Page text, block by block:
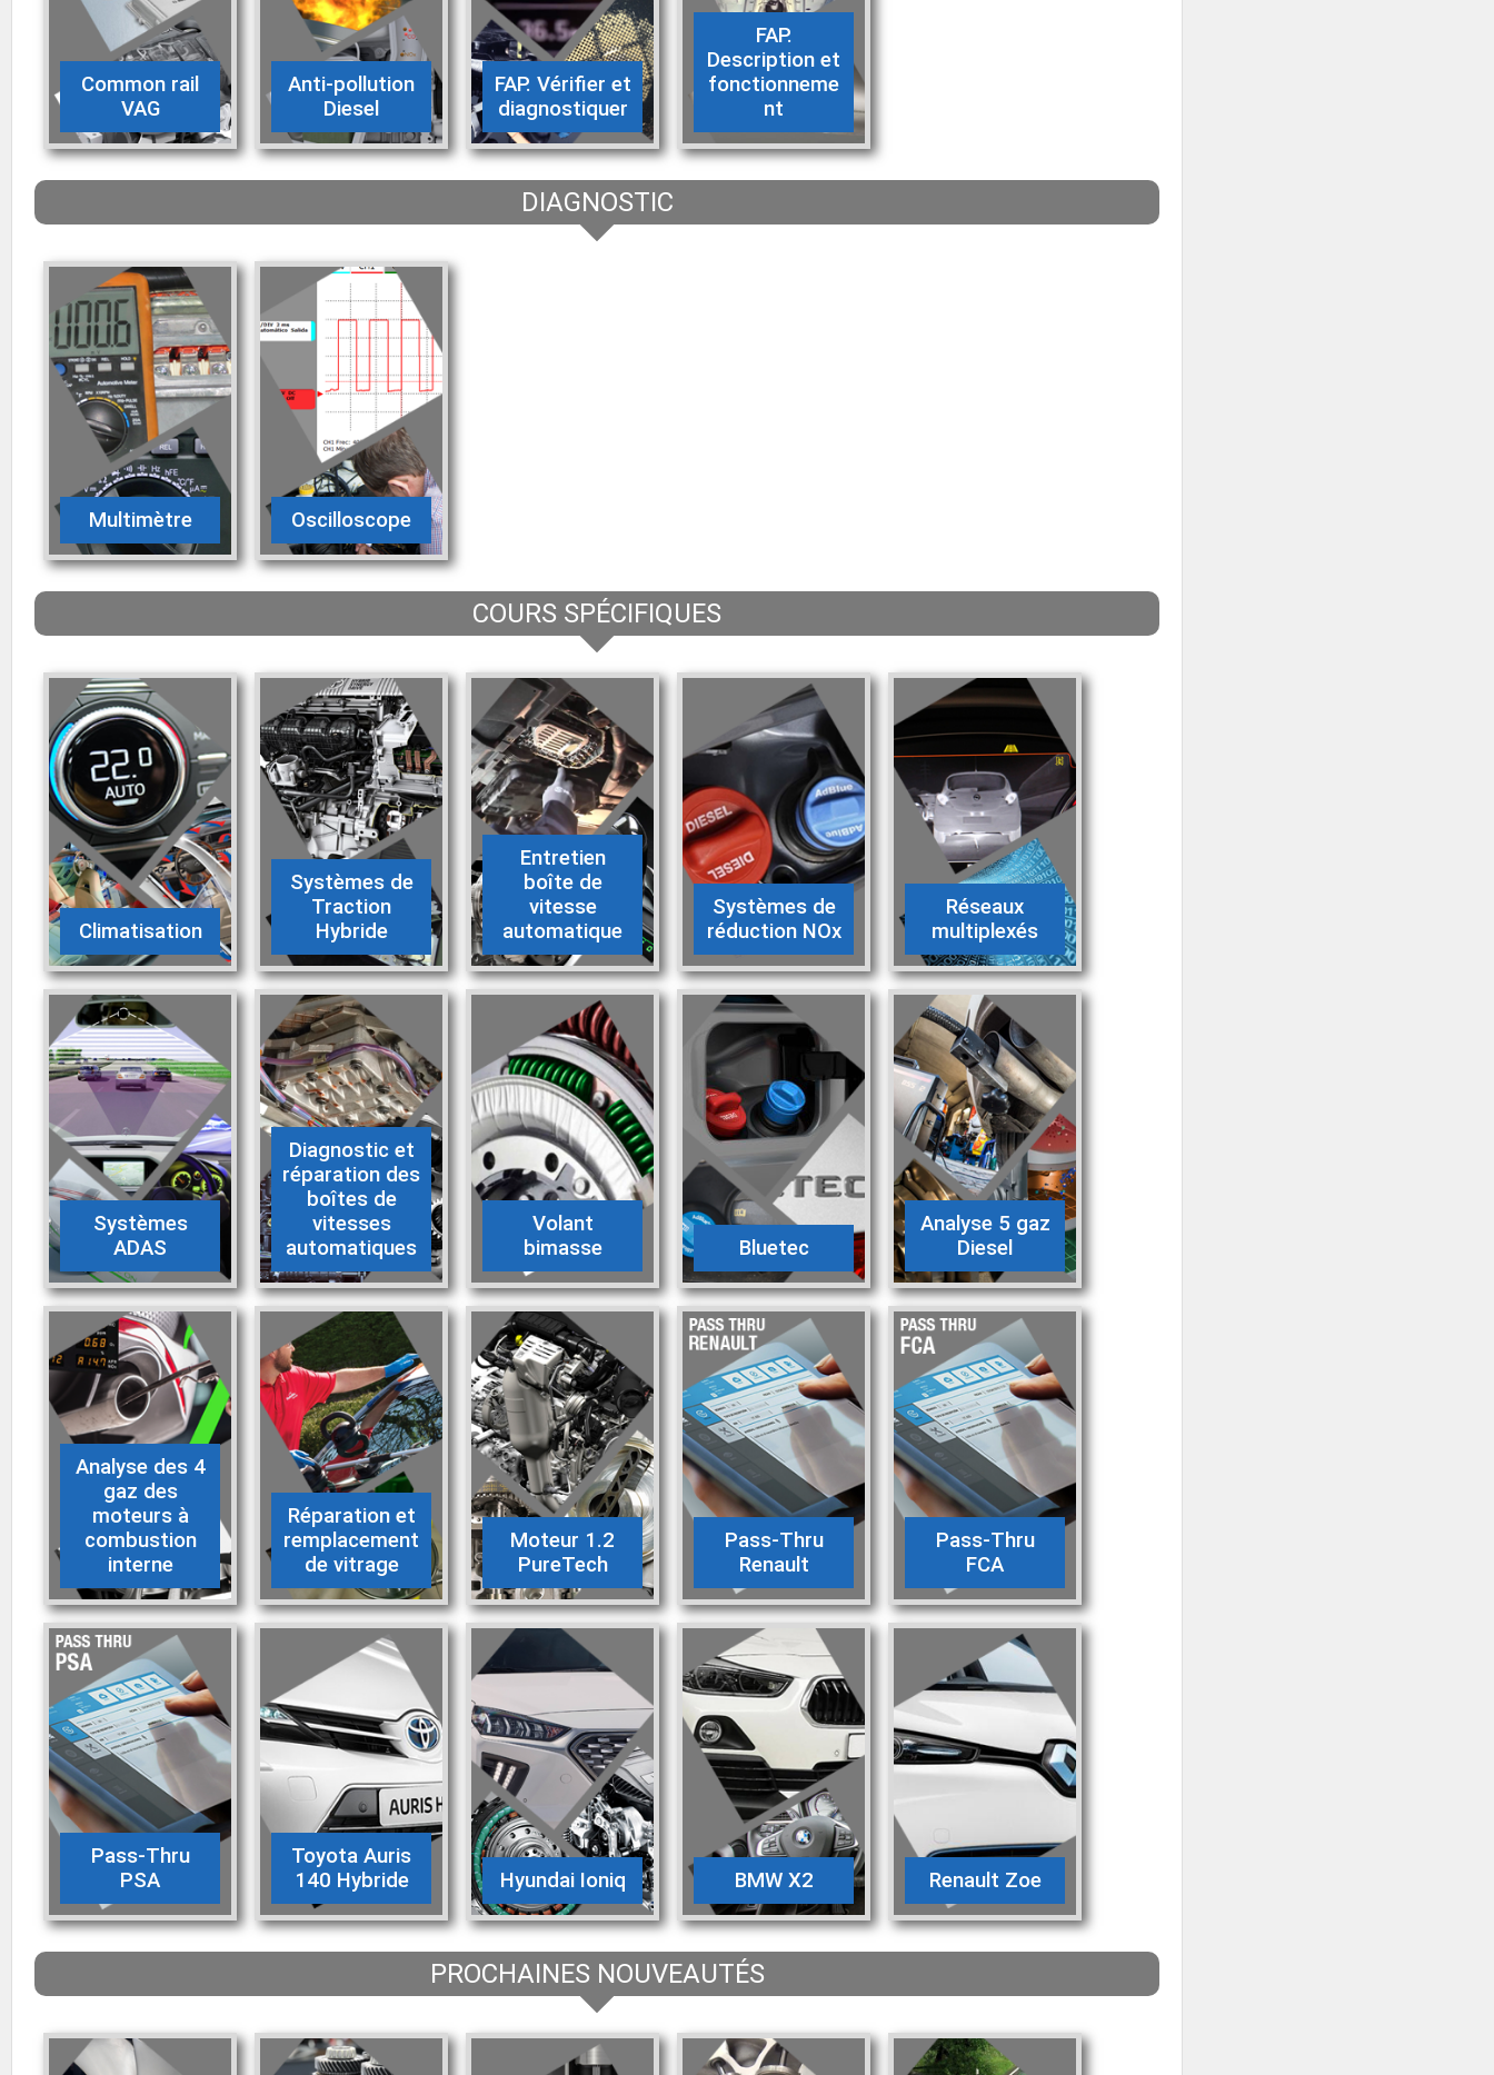
Common rail
VAG
Anti-pollution
Diesel
FAP. Vérifier et
diagnostiquer
FAP.
Description et
fonctionneme
nt
DIAGNOSTIC
Multimètre Oscilloscope
COURS SPÉCIFIQUES
Climatisation
Systèmes de
Traction
Hybride
Entretien
boîte de
vitesse
automatique
Systèmes de
réduction NOx
Réseaux
multiplexés
Systèmes
ADAS
Diagnostic et
réparation des
boîtes de
vitesses
automatiques
Volant
bimasse
Bluetec
Analyse 5 gaz
Diesel
Analyse des 4
gaz des
moteurs à
combustion
interne
Réparation et
remplacement
de vitrage
Moteur 1.2
PureTech
Pass-Thru
Renault
Pass-Thru
FCA
Pass-Thru
PSA
Toyota Auris
140 Hybride
Hyundai Ioniq BMW X2 Renault Zoe
PROCHAINES NOUVEAUTÉS